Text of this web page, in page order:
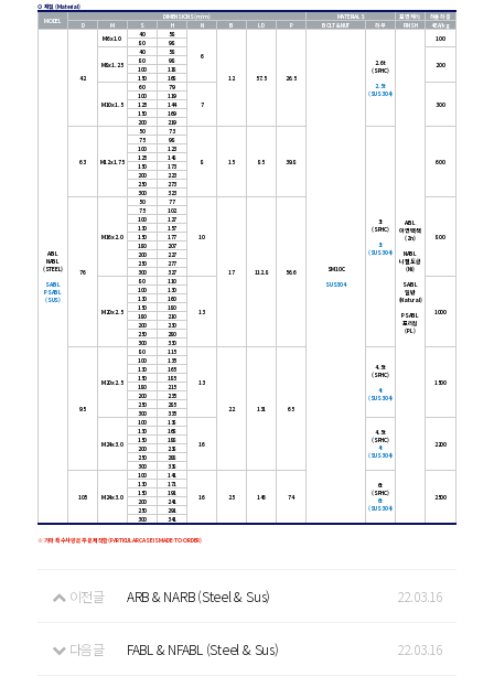
⊙ 재질 (Material)
MODEL
DIMENSIONS(m/m) MATERIALS 표면처리
허용하중
D
M S H N B LD P BOLT&NUT 하부 FINSH 4EA/kg
ABL
NABL
(STEEL)
SABL
PSABL
(SUS)
42
M6x1.0
40 58
6
12 57.5 26.5
SM10C
SUS304
2.6t
(SPHC)
2.5t
(SUS304)
ABL
아연백색
(Zn)
NABL
니켈도금
(Ni)
SABL
일반
(Natural)
PSABL
포리싱
(PL)
100
80 98
M8x1.25
40
58
200
80
98
100
118
150
168
M10x1.5
60 79
7 300
100
119
125
144
150
169
200
219
63 M12x1.75
50 73
8 15 85 39.8
3t
(SPHC)
3t
(SUS304)
600
75
98
100
123
125
148
150
173
200
223
250
273
300
323
76
M16x2.0
50 77
10
17 112.8 56.6
800
75
102
100
127
130
157
150
177
180
207
200
227
250
277
300
327
M20x2.5
80 110
13 1000
100
130
130
160
150
180
180
210
200
230
250
280
300
330
95
M20x2.5
80 115
13
22 131 65
4.5t
(SPHC)
4t
(SUS304)
1500
100
135
130
165
150
185
180
215
200
235
250
285
300
335
M24x3.0
100 138
16
4.5t
(SPHC)
4t
(SUS304)
2200
130
168
150
188
200
238
250
288
300
338
105 M24x3.0
100 141
16 25 146 74
6t
(SPHC)
6t
(SUS304)
2500
130
171
150
191
200
241
250
291
300
341
※ 기타 특수사양은 주문제작함(PARTICULAR CASE IS MADE-TO-ORDER)
이전글 ARB & NARB (Steel & Sus) 22.03.16
다음글 FABL & NFABL (Steel & Sus) 22.03.16